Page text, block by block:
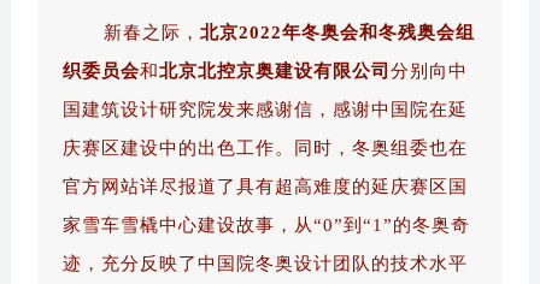
新春之际，北京2022年冬奥会和冬残奥会组
织委员会和北京北控京奥建设有限公司分别向中
国建筑设计研究院发来感谢信，感谢中国院在延
庆赛区建设中的出色工作。同时，冬奥组委也在
官方网站详尽报道了具有超高难度的延庆赛区国
家雪车雪橇中心建设故事，从“0”到“1”的冬奥奇
迹，充分反映了中国院冬奥设计团队的技术水平